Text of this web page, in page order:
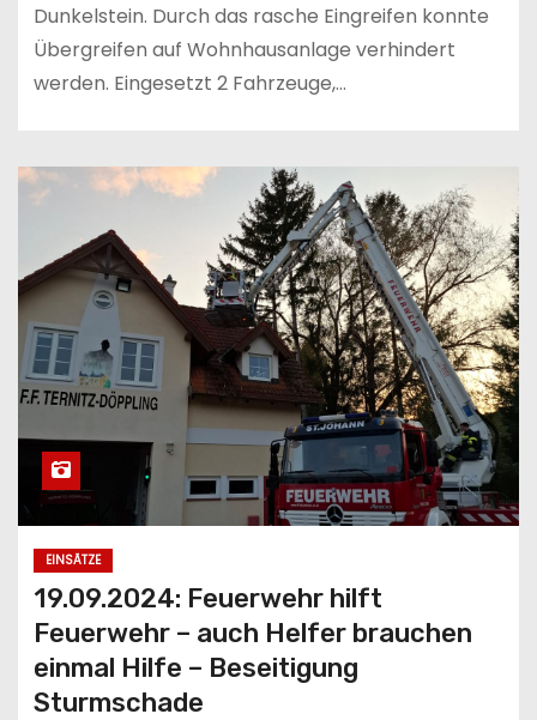
Dunkelstein. Durch das rasche Eingreifen konnte
Übergreifen auf Wohnhausanlage verhindert
werden. Eingesetzt 2 Fahrzeuge,…
EINSÄTZE
19.09.2024: Feuerwehr hilft
Feuerwehr – auch Helfer brauchen
einmal Hilfe – Beseitigung
Sturmschade